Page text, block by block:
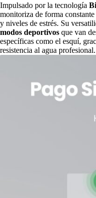
Impulsado por la tecnología
monitoriza de forma
y niveles de estrés. Su
modos deportivos que van
específicas como el esquí,
resistencia al agua profesional.